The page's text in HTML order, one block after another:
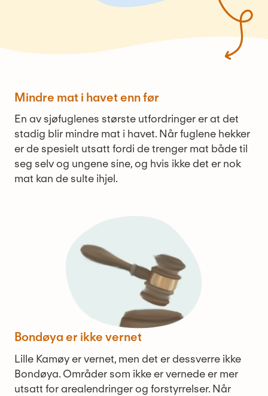
Mindre mat i havet enn før
En av sjøfuglenes største utfordringer er at det
stadig blir mindre mat i havet. Når fuglene hekker
er de spesielt utsatt fordi de trenger mat både til
seg selv og ungene sine, og hvis ikke det er nok
mat kan de sulte ihjel.
Bondøya er ikke vernet
Lille Kamøy er vernet, men det er dessverre ikke
Bondøya. Områder som ikke er vernede er mer
utsatt for arealendringer og forstyrrelser. Når